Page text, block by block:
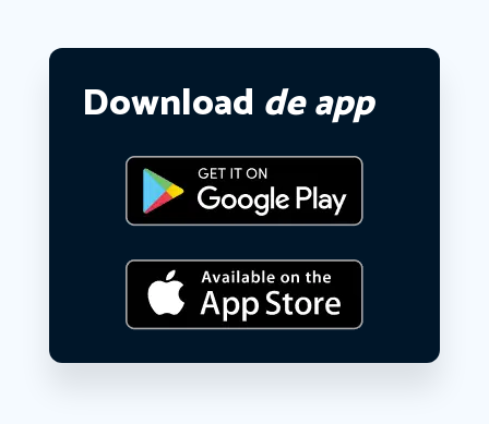
Download de app